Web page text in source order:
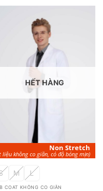
NonStretch
liệu không co giãn, có độ bóng mịn)
HẾT HÀNG
M L
COAT KHÔNG CO GIÃN